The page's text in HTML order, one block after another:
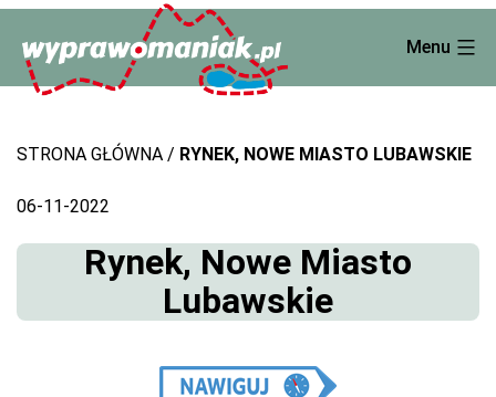
content
Menu
STRONA GŁÓWNA RYNEK, NOWE MIASTO LUBAWSKIE
06-11-2022
Rynek, Nowe Miasto
Lubawskie